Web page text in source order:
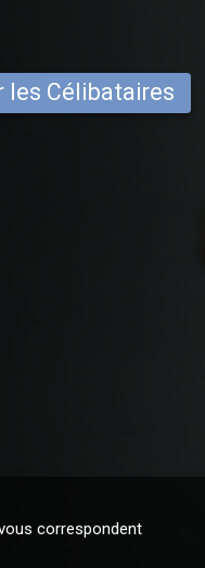
les Célibataires
correspondent